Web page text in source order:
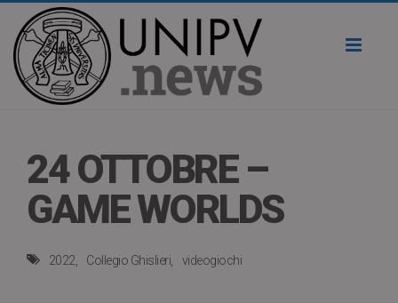
24 OTTOBRE –
GAME WORLDS
2022 Collegio Ghislieri videogiochi